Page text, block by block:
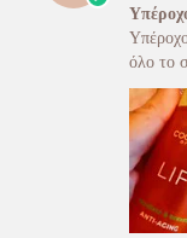
όλο το